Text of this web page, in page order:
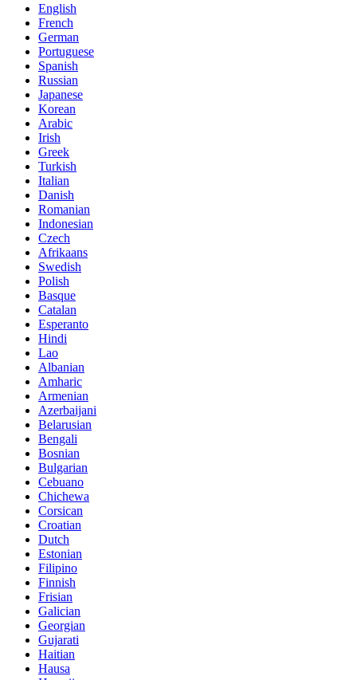
English
French
German
Portuguese
Spanish
Russian
Japanese
Korean
Arabic
Irish
Greek
Turkish
Italian
Danish
Romanian
Indonesian
Czech
Afrikaans
Swedish
Polish
Basque
Catalan
Esperanto
Hindi
Lao
Albanian
Amharic
Armenian
Azerbaijani
Belarusian
Bengali
Bosnian
Bulgarian
Cebuano
Chichewa
Corsican
Croatian
Dutch
Estonian
Filipino
Finnish
Frisian
Galician
Georgian
Gujarati
Haitian
Hausa